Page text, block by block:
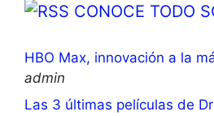
CONOCE TODO
HBO Max, innovación a la
admin
Las 3 últimas películas de